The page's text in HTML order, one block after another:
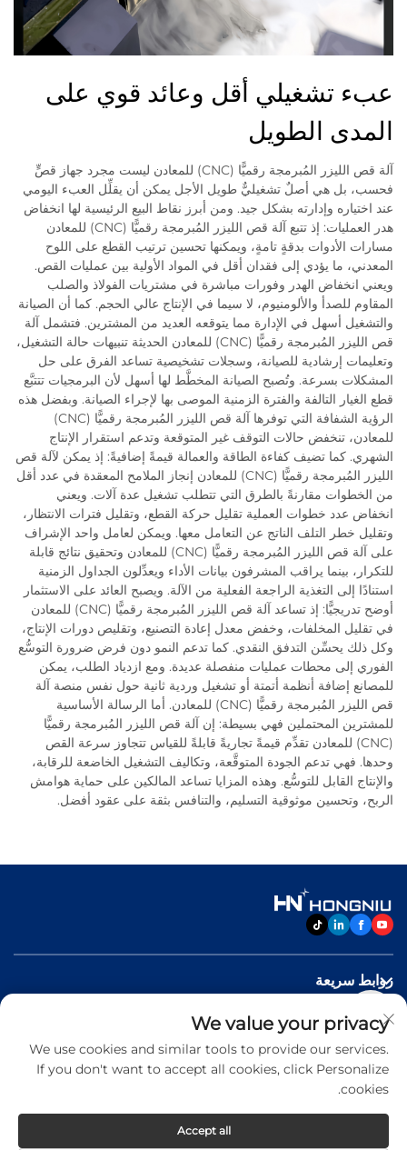
عبء تشغيلي أقل وعائد قوي على
المدى الطويل
آلة قص الليزر المُبرمجة رقميًّا (CNC) للمعادن ليست مجرد جهاز قصٍّ
فحسب، بل هي أصلٌ تشغيليٌّ طويل الأجل يمكن أن يقلِّل العبء اليومي
عند اختياره وإدارته بشكل جيد. ومن أبرز نقاط البيع الرئيسية لها انخفاض
هدر العمليات: إذ تتبع آلة قص الليزر المُبرمجة رقميًّا (CNC) للمعادن
مسارات الأدوات بدقةٍ تامةٍ، ويمكنها تحسين ترتيب القطع على اللوح
المعدني، ما يؤدي إلى فقدان أقل في المواد الأولية بين عمليات القص.
ويعني انخفاض الهدر وفورات مباشرة في مشتريات الفولاذ والصلب
المقاوم للصدأ والألومنيوم، لا سيما في الإنتاج عالي الحجم. كما أن الصيانة
والتشغيل أسهل في الإدارة مما يتوقعه العديد من المشترين. فتشمل آلة
قص الليزر المُبرمجة رقميًّا (CNC) للمعادن الحديثة تنبيهات حالة التشغيل،
وتعليمات إرشادية للصيانة، وسجلات تشخيصية تساعد الفرق على حل
المشكلات بسرعة. وتُصبح الصيانة المخطَّط لها أسهل لأن البرمجيات تتتبَّع
قطع الغيار التالفة والفترة الزمنية الموصى بها لإجراء الصيانة. وبفضل هذه
الرؤية الشفافة التي توفرها آلة قص الليزر المُبرمجة رقميًّا (CNC)
للمعادن، تنخفض حالات التوقف غير المتوقعة وتدعم استقرار الإنتاج
الشهري. كما تضيف كفاءة الطاقة والعمالة قيمةً إضافيةً: إذ يمكن لآلة قص
الليزر المُبرمجة رقميًّا (CNC) للمعادن إنجاز الملامح المعقدة في عدد أقل
من الخطوات مقارنةً بالطرق التي تتطلب تشغيل عدة آلات. ويعني
انخفاض عدد خطوات العملية تقليل حركة القطع، وتقليل فترات الانتظار،
وتقليل خطر التلف الناتج عن التعامل معها. ويمكن لعامل واحد الإشراف
على آلة قص الليزر المُبرمجة رقميًّا (CNC) للمعادن وتحقيق نتائج قابلة
للتكرار، بينما يراقب المشرفون بيانات الأداء ويعدِّلون الجداول الزمنية
استنادًا إلى التغذية الراجعة الفعلية من الآلة. ويصبح العائد على الاستثمار
أوضح تدريجيًّا: إذ تساعد آلة قص الليزر المُبرمجة رقميًّا (CNC) للمعادن
في تقليل المخلفات، وخفض معدل إعادة التصنيع، وتقليص دورات الإنتاج،
وكل ذلك يحسِّن التدفق النقدي. كما تدعم النمو دون فرض ضرورة التوسُّع
الفوري إلى محطات عمليات منفصلة عديدة. ومع ازدياد الطلب، يمكن
للمصانع إضافة أنظمة أتمتة أو تشغيل وردية ثانية حول نفس منصة آلة
قص الليزر المُبرمجة رقميًّا (CNC) للمعادن. أما الرسالة الأساسية
للمشترين المحتملين فهي بسيطة: إن آلة قص الليزر المُبرمجة رقميًّا
(CNC) للمعادن تقدِّم قيمةً تجاريةً قابلةً للقياس تتجاوز سرعة القص
وحدها. فهي تدعم الجودة المتوقَّعة، وتكاليف التشغيل الخاضعة للرقابة،
والإنتاج القابل للتوسُّع. وهذه المزايا تساعد المالكين على حماية هوامش
الربح، وتحسين موثوقية التسليم، والتنافس بثقة على عقود أفضل.
روابط سريعة
منتجات
اتصل بنا
We value your privacy
We use cookies and similar tools to provide our services.
If you don't want to accept all cookies, click Personalize
cookies.
Accept all